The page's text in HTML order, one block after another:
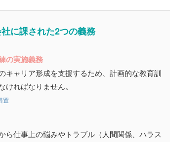
に課された2つの義務
の実施義務
キャリア形成を支援するため、計画的な教育訓
ればなりません。
置
ら仕事上の悩みやトラブル（人間関係、ハラス